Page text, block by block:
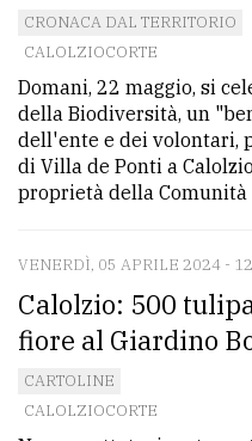
CRONACA DAL TERRITORIO
CALOLZIOCORTE
Domani, 22 maggio, si
della Biodiversità, un
dell'ente e dei volontari,
di Villa de Ponti a
proprietà della Comunità
VENERDÌ, 05 APRILE 2024 -
Calolzio: 500
fiore al Giardino
CARTOLINE
CALOLZIOCORTE